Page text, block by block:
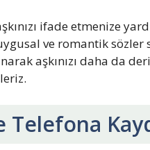
ifade etmenize
ve romantik
aşkınızı daha da
Telefona